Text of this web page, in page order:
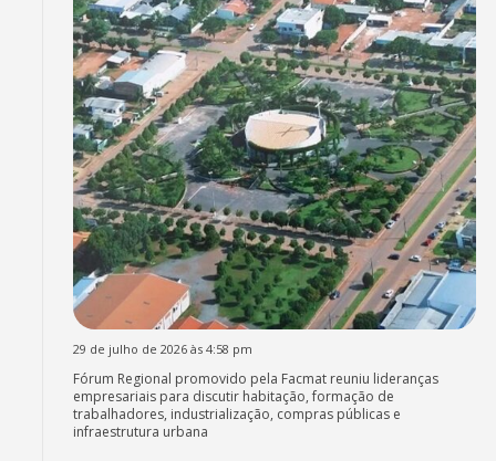
29 de julho de 2026 às 4:58 pm
Fórum Regional promovido pela Facmat reuniu lideranças
empresariais para discutir habitação, formação de
trabalhadores, industrialização, compras públicas e
infraestrutura urbana